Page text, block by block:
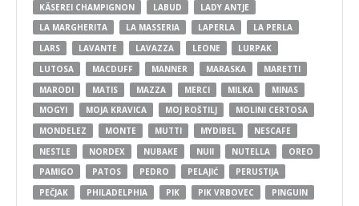
KÄSEREI CHAMPIGNON
LABUD
LADY ANTJE
LA MARGHERITA
LA MASSERIA LAPERLA
LA PERLA
LARS
LAVANTE LAVAZZA LEONE
LURPAK
LUTOSA
MACDUFF MANNER MARASKA
MARETTI
MARODI
MATIS MAZZA MERCI MILKA
MINAS
MOGYI
MOJA KRAVICA MOJ ROŠTILJ
MOLINI CERTOSA
MONDELEZ
MONTE MUTTI MYDIBEL
NESCAFE
NESTLE
NORDEX NUBAKE NUII NUTELLA
OREO
PAMIGO
PATOS PEDRO PELAJIĆ
PERUSTIJA
PEČJAK
PHILADELPHIA PIK PIK VRBOVEC
PINGUIN